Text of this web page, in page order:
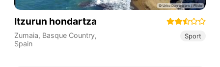
Itzurun hondartza
Zumaia, Basque Country,
Spain
Sport